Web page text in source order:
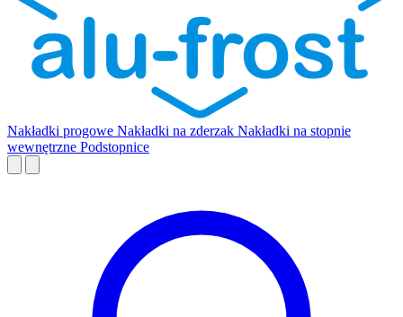
Nakładki progowe Nakładki na zderzak Nakładki na stopnie
wewnętrzne Podstopnice